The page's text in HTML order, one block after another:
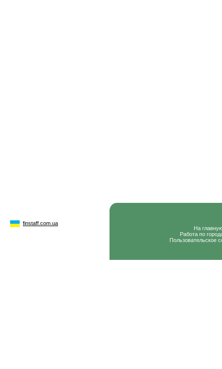
finstaff.com.ua
На
Работа по
Пользовательское